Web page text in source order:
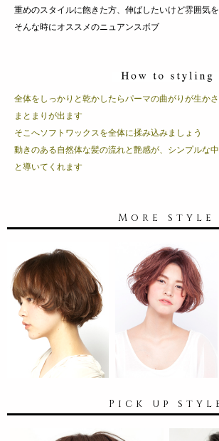
重めのスタイルに飽きた方、伸ばしたいけど雰囲気
そんな時にオススメのニュアンスボブ
全体をしっかりと乾かしたらパーマの曲がりが生か
まとまりが出ます
そこへソフトワックスを全体に揉み込みましょう
動きのある自然体な髪の流れと艶感が、シンプルな
と導いてくれます
More style
Pick up